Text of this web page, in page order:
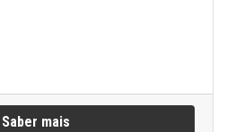
Saber mais